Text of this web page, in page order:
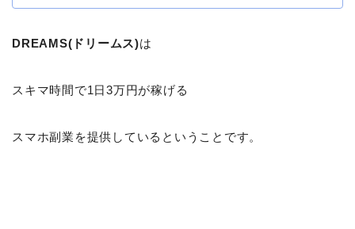
DREAMS(ドリームス)は
スキマ時間で1日3万円が稼げる
スマホ副業を提供しているということです。